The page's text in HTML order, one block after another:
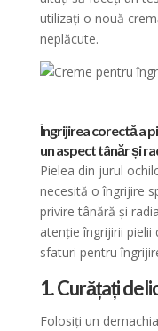
utilizați o nouă
neplăcute.
Îngrijirea corectă a
un aspect tânăr și
Pielea din jurul
necesită o îngrijire
privire tânără și
atenție îngrijirii pielii
sfaturi pentru
1. Curățați
Folosiți un